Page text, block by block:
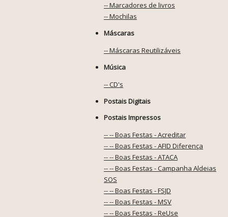
-- Marcadores de livros
-- Mochilas
Máscaras
-- Máscaras Reutilizáveis
Música
-- CD's
Postais Digitais
Postais Impressos
-- -- Boas Festas - Acreditar
-- -- Boas Festas - AFID Diferença
-- -- Boas Festas - ATACA
-- -- Boas Festas - Campanha Aldeias
SOS
-- -- Boas Festas - FSJD
-- -- Boas Festas - MSV
-- -- Boas Festas - ReUse